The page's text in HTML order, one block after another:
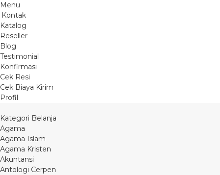
Menu
Kontak
Katalog
Reseller
Blog
Testimonial
Konfirmasi
Cek Resi
Cek Biaya Kirim
Profil
Kategori Belanja
Agama
Agama Islam
Agama Kristen
Akuntansi
Antologi Cerpen